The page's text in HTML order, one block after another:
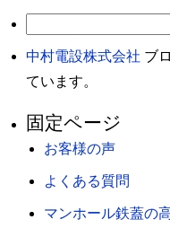
索:
中村電設株式会社 ブ
ています。
固定ページ
お客様の声
よくある質問
マンホール鉄蓋の